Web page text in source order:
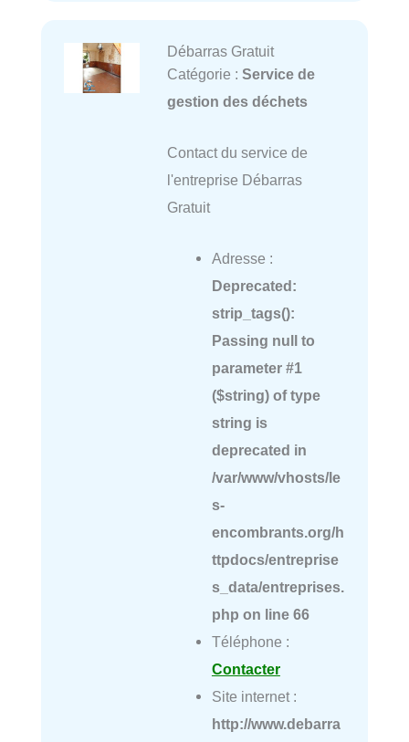
Débarras Gratuit
Catégorie : Service de
gestion des déchets
Contact du service de
l'entreprise Débarras
Gratuit
Adresse :
Deprecated :
strip_tags():
Passing null to
parameter #1
($string) of type
string is
deprecated in
/var/www/vhosts/le
s-
encombrants.org/h
ttpdocs/entreprise
s_data/entreprises.
php on line 66
Téléphone :
Contacter
Site internet :
http://www.debarra